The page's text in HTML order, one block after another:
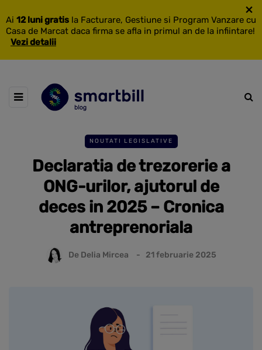
Ai 12 luni gratis la Facturare, Gestiune si Program Vanzare cu
Casa de Marcat daca firma se afla in primul an de la infiintare!
Vezi detalii
×
NOUTATI LEGISLATIVE
Declaratia de trezorerie a
ONG-urilor, ajutorul de
deces in 2025 – Cronica
antreprenoriala
De Delia Mircea 21 februarie 2025